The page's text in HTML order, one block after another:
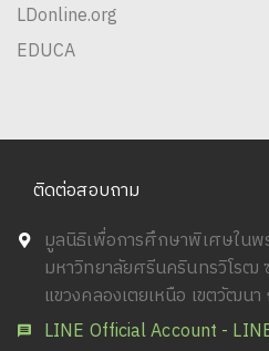
LDonline.org
EDUCA
ติดต่อสอบถาม
มูลนิธิเพื่อการศึกษาพิเศษในพ
มหาวิทยาลัยศรีนครินทรวิโร
แขวงคลองเตยเหนือ เขตวัฒน
LINE Official Account -